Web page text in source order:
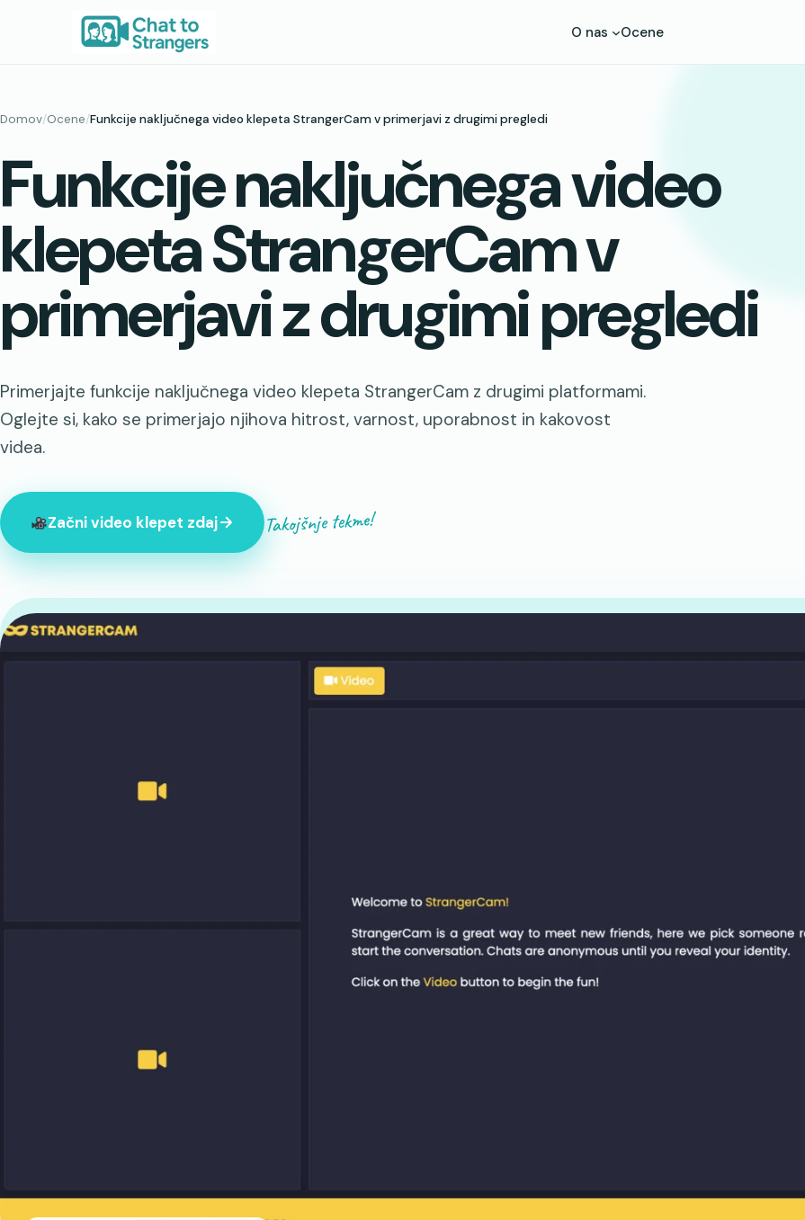
O nas Ocene
Domov/Ocene/Funkcije naključnega video klepeta StrangerCam v primerjavi z drugimi pregledi
Funkcije naključnega video
klepeta StrangerCam v
primerjavi z drugimi pregledi
Primerjajte funkcije naključnega video klepeta StrangerCam z drugimi platformami.
Oglejte si, kako se primerjajo njihova hitrost, varnost, uporabnost in kakovost
videa.
Začni video klepet zdaj Takojšnje tekme!